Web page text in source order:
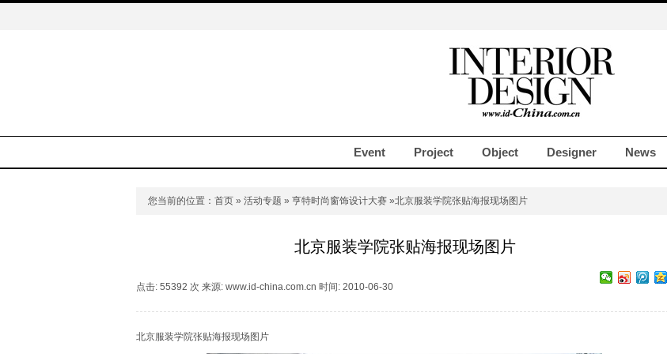
Event Project Object Designer News
您当前的位置： 首页 » 活动专题 » 亨特时尚窗饰设计大赛 »北京服装学院张贴海报现场图片
北京服装学院张贴海报现场图片
点击: 55392 次 来源: www.id-china.com.cn 时间: 2010-06-30
北京服装学院张贴海报现场图片